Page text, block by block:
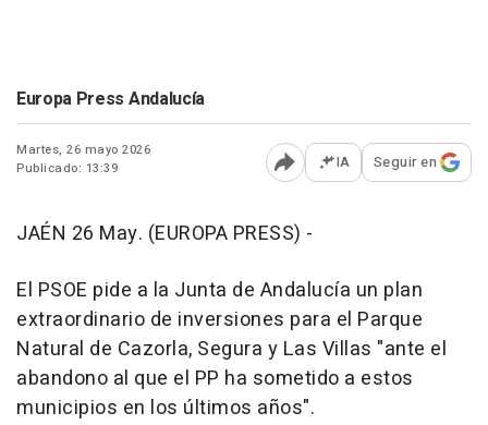
Europa Press Andalucía
Martes, 26 mayo 2026
Publicado: 13:39
Abrir opciones para
IA Seguir en
JAÉN 26 May. (EUROPA PRESS) -
El PSOE pide a la Junta de Andalucía un plan
extraordinario de inversiones para el Parque
Natural de Cazorla, Segura y Las Villas "ante el
abandono al que el PP ha sometido a estos
municipios en los últimos años".